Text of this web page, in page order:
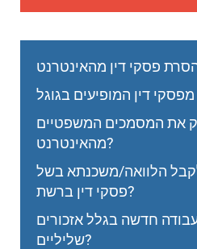
את המסמכים המשפטיים
מהאינטרנט?
הלוואה/משכנתא בשל
פסקי דין ברשת?
חדשה בגלל אזכורים
שליליים?